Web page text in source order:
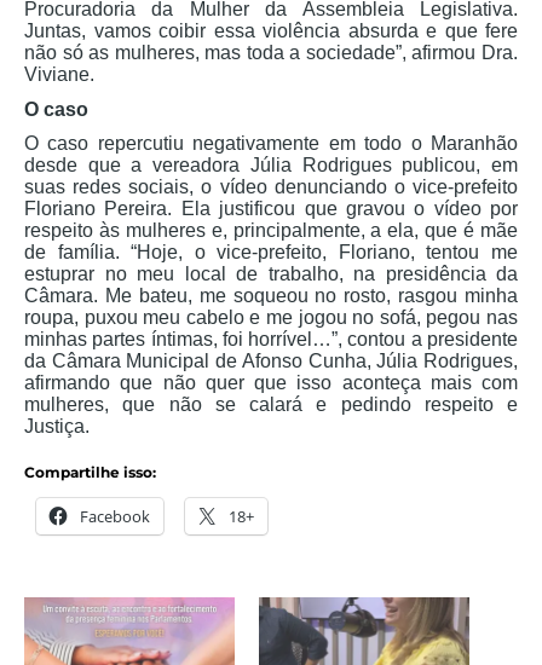
Procuradoria da Mulher da Assembleia Legislativa.
Juntas, vamos coibir essa violência absurda e que fere
não só as mulheres, mas toda a sociedade”, afirmou Dra.
Viviane.
O caso
O caso repercutiu negativamente em todo o Maranhão
desde que a vereadora Júlia Rodrigues publicou, em
suas redes sociais, o vídeo denunciando o vice-prefeito
Floriano Pereira. Ela justificou que gravou o vídeo por
respeito às mulheres e, principalmente, a ela, que é mãe
de família. “Hoje, o vice-prefeito, Floriano, tentou me
estuprar no meu local de trabalho, na presidência da
Câmara. Me bateu, me soqueou no rosto, rasgou minha
roupa, puxou meu cabelo e me jogou no sofá, pegou nas
minhas partes íntimas, foi horrível…”, contou a presidente
da Câmara Municipal de Afonso Cunha, Júlia Rodrigues,
afirmando que não quer que isso aconteça mais com
mulheres, que não se calará e pedindo respeito e
Justiça.
Compartilhe isso:
Facebook 18+